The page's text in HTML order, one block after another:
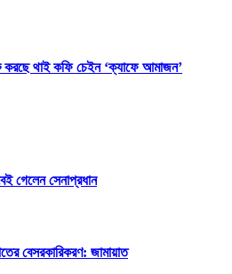
করছে থাই কফি চেইন ‘ক্যাফে আমাজন’
গেলেন সেনাপ্রধান
বেসরকারিকরণ: জামায়াত